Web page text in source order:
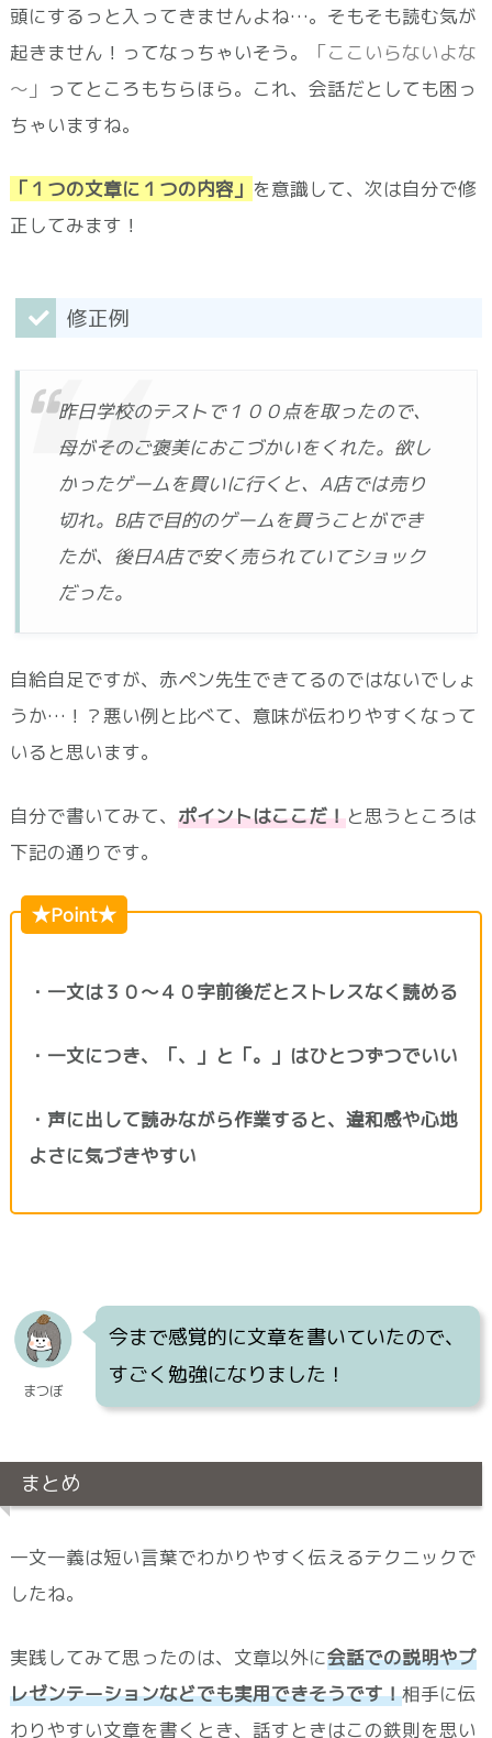
頭にするっと入ってきませんよね…。そもそも読む気が
起きません！ってなっちゃいそう。
「ここいらないよな
～」 ってところもちらほら。これ、会話だとしても困っ
ちゃいますね。
「１つの文章に１つの内容」 を意識して、次は自分で修
正してみます！
修正例
昨日学校のテストで１００点を取ったので、
母がそのご褒美におこづかいをくれた。欲し
かったゲームを買いに行くと、A店では売り
切れ。B店で目的のゲームを買うことができ
たが、後日A店で安く売られていてショック
だった。
自給自足ですが、赤ペン先生できてるのではないでしょ
うか…！？悪い例と比べて、意味が伝わりやすくなって
いると思います。
自分で書いてみて、 ポイントはここだ！と思うところは
下記の通りです。
★Point★
・一文は３０～４０字前後だとストレスなく読める
・一文につき、「、」と「。」はひとつずつでいい
・声に出して読みながら作業すると、違和感や心地
よさに気づきやすい
まつぼ
今まで感覚的に文章を書いていたので、
すごく勉強になりました！
まとめ
一文一義は短い言葉でわかりやすく伝えるテクニックで
したね。
実践してみて思ったのは、文章以外に会話での説明やプ
レゼンテーションなどでも実用できそうです！相手に伝
わりやすい文章を書くとき、話すときはこの鉄則を思い